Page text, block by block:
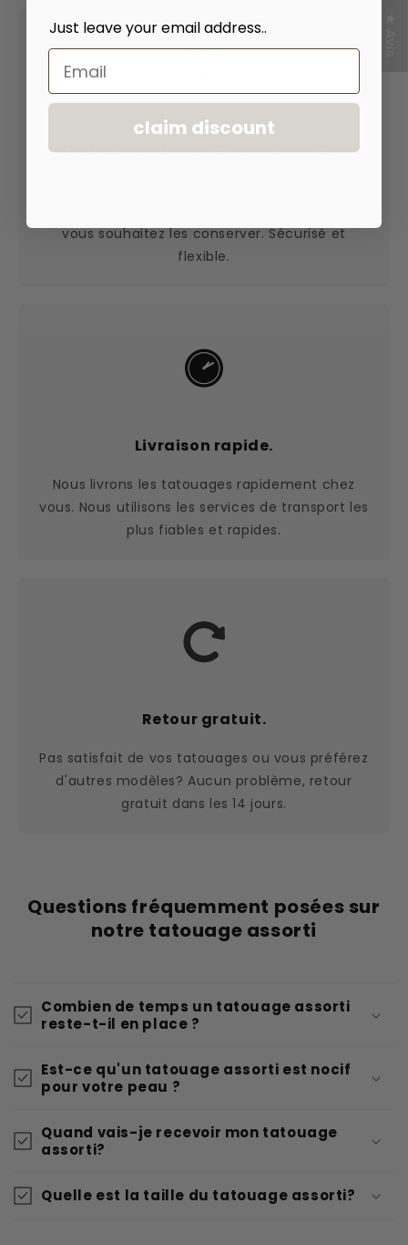
Achetez maintenant, payez plus tard.
vous souhaitez les conserver. Sécurisé et
flexible.
Livraison rapide.
Nous livrons les tatouages rapidement chez
vous. Nous utilisons les services de transport les
plus fiables et rapides.
Retour gratuit.
Pas satisfait de vos tatouages ou vous préférez
d'autres modèles? Aucun problème, retour
gratuit dans les 14 jours.
Questions fréquemment posées sur
notre tatouage assorti
Combien de temps un tatouage assorti
reste-t-il en place ?
Est-ce qu'un tatouage assorti est nocif
pour votre peau ?
Quand vais-je recevoir mon tatouage
assorti?
Quelle est la taille du tatouage assorti?
Just leave your email address..
Email
claim discount